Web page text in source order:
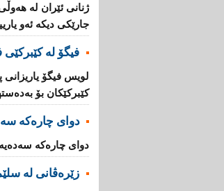
ژنانی‌ ئێران له‌
جارێكی دیکە ئه‌و
فیگۆ لە
لویس فیگۆ
كێبركێكان بۆ
دوای چارەکە
دوای چارەکە
زێرەڤانى لە